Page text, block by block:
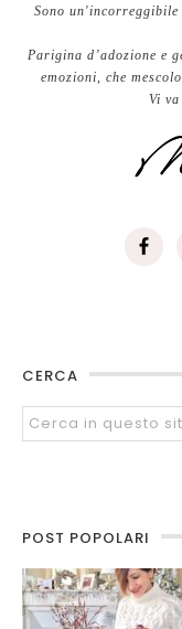
Sono un'incorreggibile
Parigina d’adozione e
emozioni, che
Vi
CERCA
POST POPOLARI